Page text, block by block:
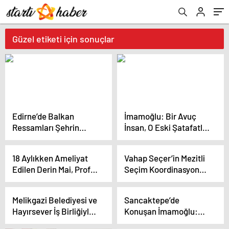
Güzel etiketi için sonuçlar
Edirne’de Balkan
Ressamları Şehrin
Güzelliklerini
İmamoğlu: Bir Avuç
İnsan, O Eski Şatafatlı
Günlerine Dönmek
18 Aylıkken Ameliyat
Edilen Derin Mai, Prof.
Dr. Şükrü Emre’yi
Vahap Seçer’in Mezitli
Seçim Koordinasyon
Merkezi Açıldı… Seçer:
Çaldırmadık, İsraf
Etmedik”
Melikgazi Belediyesi ve
Hayırsever İş Birliğiyle
Okullar Açıldı
Sancaktepe’de
Konuşan İmamoğlu:
“2019’daki Rakibim